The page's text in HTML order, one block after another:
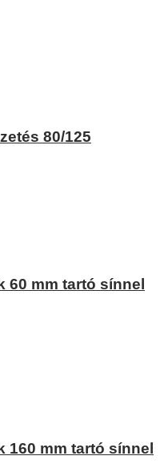
80/125
mm tartó sínnel
mm tartó sínnel